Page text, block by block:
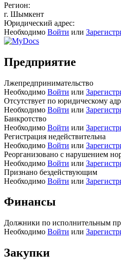
Регион:
г. Шымкент
Юридический адрес:
Необходимо Войти или
Предприятие
Лжепредпринимательство
Необходимо Войти или
Отсутствует по юридическому
Необходимо Войти или
Банкротство
Необходимо Войти или
Регистрация недействительна
Необходимо Войти или
Реорганизовано с нарушением
Необходимо Войти или
Признано бездействующим
Необходимо Войти или
Финансы
Должники по исполнительным
Необходимо Войти или
Закупки